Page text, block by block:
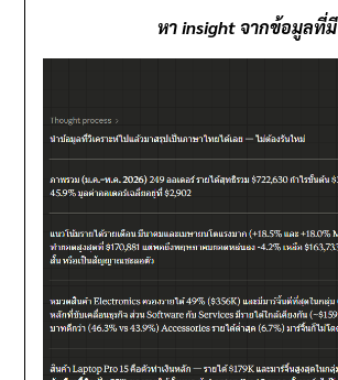
หา insight จากข้อมูลที่มี